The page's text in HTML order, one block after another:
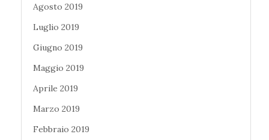
Agosto 2019
Luglio 2019
Giugno 2019
Maggio 2019
Aprile 2019
Marzo 2019
Febbraio 2019